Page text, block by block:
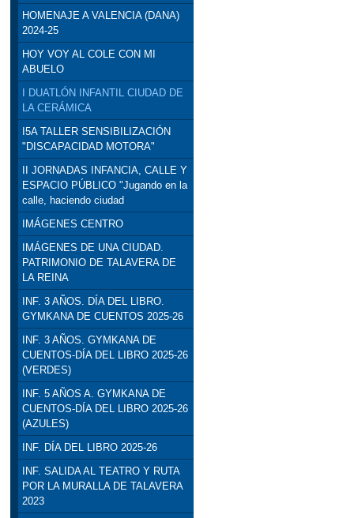
HOMENAJE A VALENCIA (DANA)
2024-25
HOY VOY AL COLE CON MI
ABUELO
I DUATLÓN INFANTIL CIUDAD DE
LA CERÁMICA
I5A TALLER SENSIBILIZACIÓN
"DISCAPACIDAD MOTORA"
II JORNADAS INFANCIA, CALLE Y
ESPACIO PÚBLICO "Jugando en la
calle, haciendo ciudad
IMÁGENES CENTRO
IMÁGENES DE UNA CIUDAD.
PATRIMONIO DE TALAVERA DE
LA REINA
INF. 3 AÑOS. DÍA DEL LIBRO.
GYMKANA DE CUENTOS 2025-26
INF. 3 AÑOS. GYMKANA DE
CUENTOS-DÍA DEL LIBRO 2025-26
(VERDES)
INF. 5 AÑOS A. GYMKANA DE
CUENTOS-DÍA DEL LIBRO 2025-26
(AZULES)
INF. DÍA DEL LIBRO 2025-26
INF. SALIDA AL TEATRO Y RUTA
POR LA MURALLA DE TALAVERA
2023